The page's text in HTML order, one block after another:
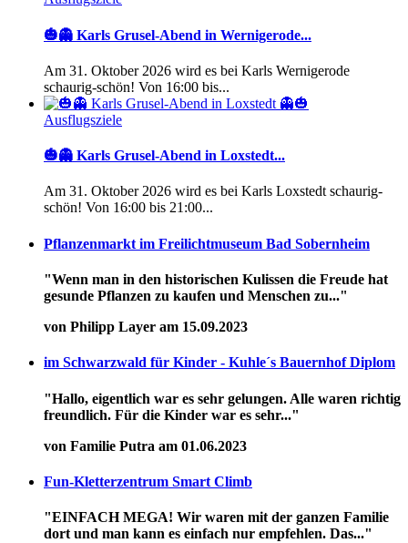
🎃👻 Karls Grusel-Abend in Wernigerode...
Am 31. Oktober 2026 wird es bei Karls Wernigerode
schaurig-schön! Von 16:00 bis...
Ausflugsziele
🎃👻 Karls Grusel-Abend in Loxstedt...
Am 31. Oktober 2026 wird es bei Karls Loxstedt schaurig-
schön! Von 16:00 bis 21:00...
Pflanzenmarkt im Freilichtmuseum Bad Sobernheim
"Wenn man in den historischen Kulissen die Freude hat
gesunde Pflanzen zu kaufen und Menschen zu..."
von Philipp Layer am 15.09.2023
im Schwarzwald für Kinder - Kuhle´s Bauernhof Diplom
"Hallo, eigentlich war es sehr gelungen. Alle waren richtig
freundlich. Für die Kinder war es sehr..."
von Familie Putra am 01.06.2023
Fun-Kletterzentrum Smart Climb
"EINFACH MEGA! Wir waren mit der ganzen Familie
dort und man kann es einfach nur empfehlen. Das..."